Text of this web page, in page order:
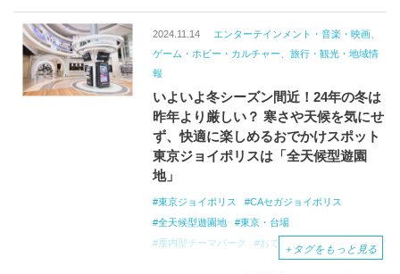
2024.11.14
エンターテインメント・音楽・映画、
ゲーム・ホビー・カルチャー、旅行・観光・地域情
報
いよいよ冬シーズン間近！24年の冬は
昨年より厳しい？ 寒さや天候を気にせ
ず、快適に楽しめるおでかけスポット
東京ジョイポリスは「全天候型遊園
地」
東京ジョイポリス
CAセガジョイポリス
全天候型遊園地
東京・台場
屋内型テーマパーク
おでかけスポット 冬
＋ タグをもっと見る